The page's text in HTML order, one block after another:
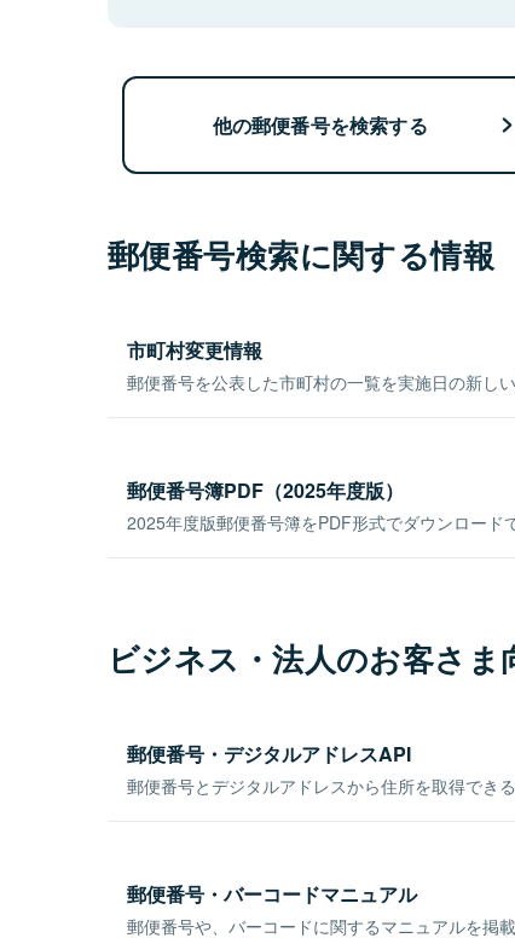
他の郵便番号を検索する
郵便番号検索に関する情報
市町村変更情報
郵便番号を公表した市町村の一覧を実施日の新し
郵便番号簿PDF（2025年度版）
2025年度版郵便番号簿をPDF形式でダウンロード
ビジネス・法人のお客さま
郵便番号・デジタルアドレスAPI
郵便番号とデジタルアドレスから住所を取得できる
郵便番号・バーコードマニュアル
郵便番号や、バーコードに関するマニュアルを掲載